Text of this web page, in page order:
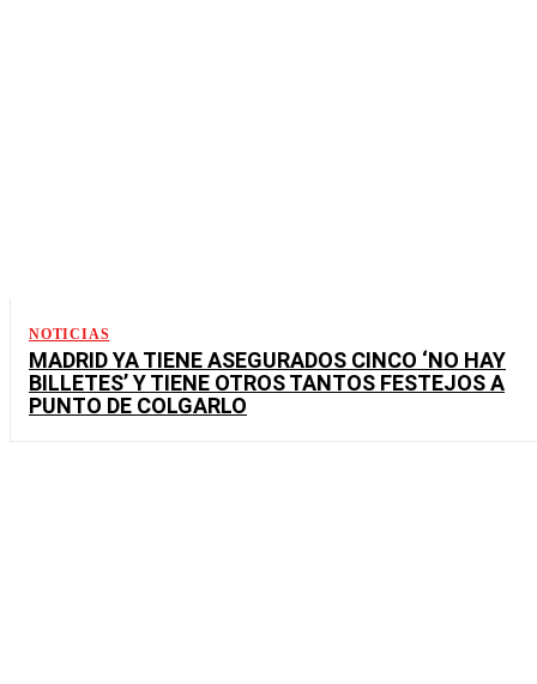
NOTICIAS
MADRID YA TIENE ASEGURADOS CINCO ‘NO HAY
BILLETES’ Y TIENE OTROS TANTOS FESTEJOS A
PUNTO DE COLGARLO